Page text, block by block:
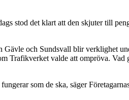
stod det klart att den skjuter till
och Sundsvall blir verklighet
valde att ompröva. Vad
som de ska, säger